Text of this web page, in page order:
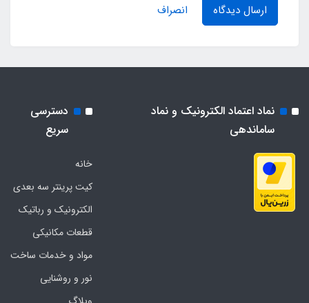
ارسال دیدگاه انصراف
نماد اعتماد الکترونیک و نماد
ساماندهی
دسترسی
سریع
خانه
کیت پرینتر سه بعدی
الکترونیک و رباتیک
قطعات مکانیکی
مواد و خدمات ساخت
نور و روشنایی